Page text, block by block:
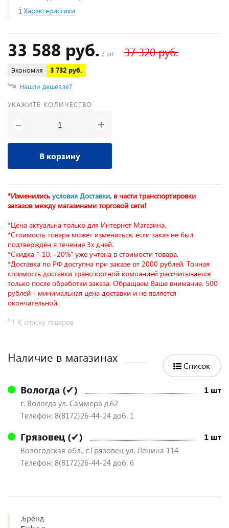
Характеристики
33 588 руб. / шт 37 320 руб.
Экономия
3 732 руб.
Нашли дешевле?
УКАЖИТЕ КОЛИЧЕСТВО
− +
В корзину
*Изменились условия Доставки, в части транспортировки
заказов между магазинами торговой сети!
*Цена актуальна только для Интернет Магазина.
*Стоимость товара может измениться, если заказ не был
подтверждён в течение 3х дней.
*Скидка "-10, -20%" уже учтена в стоимости товара.
*Доставка по РФ доступна при заказе от 2000 рублей. Точная
стоимость доставки транспортной компанией рассчитывается
только после обработки заказа. Обращаем Ваше внимание, 500
рублей - минимальная цена доставки и не является
окончательной.
К списку товаров
Наличие в магазинах
Список
Вологда (✔) 1 шт
г. Вологда ул. Саммера д.62
Телефон: 8(8172)26-44-24 доб. 1
Грязовец (✔) 1 шт
Вологодская обл., г.Грязовец ул. Ленина 114
Телефон: 8(8172)26-44-24 доб. 6
.Бренд